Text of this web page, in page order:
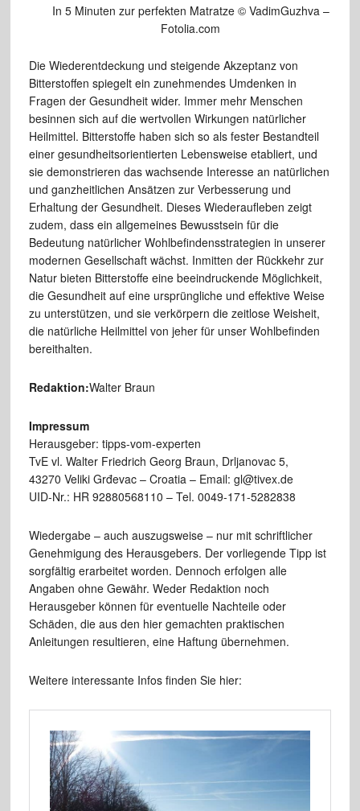
In 5 Minuten zur perfekten Matratze © VadimGuzhva –
Fotolia.com
Die Wiederentdeckung und steigende Akzeptanz von
Bitterstoffen spiegelt ein zunehmendes Umdenken in
Fragen der Gesundheit wider. Immer mehr Menschen
besinnen sich auf die wertvollen Wirkungen natürlicher
Heilmittel. Bitterstoffe haben sich so als fester Bestandteil
einer gesundheitsorientierten Lebensweise etabliert, und
sie demonstrieren das wachsende Interesse an natürlichen
und ganzheitlichen Ansätzen zur Verbesserung und
Erhaltung der Gesundheit. Dieses Wiederaufleben zeigt
zudem, dass ein allgemeines Bewusstsein für die
Bedeutung natürlicher Wohlbefindensstrategien in unserer
modernen Gesellschaft wächst. Inmitten der Rückkehr zur
Natur bieten Bitterstoffe eine beeindruckende Möglichkeit,
die Gesundheit auf eine ursprüngliche und effektive Weise
zu unterstützen, und sie verkörpern die zeitlose Weisheit,
die natürliche Heilmittel von jeher für unser Wohlbefinden
bereithalten.
Redaktion:Walter Braun
Impressum
Herausgeber: tipps-vom-experten
TvE vl. Walter Friedrich Georg Braun, Drljanovac 5,
43270 Veliki Grđevac – Croatia – Email: gl@tivex.de
UID-Nr.: HR 92880568110 – Tel. 0049-171-5282838
Wiedergabe – auch auszugsweise – nur mit schriftlicher
Genehmigung des Herausgebers. Der vorliegende Tipp ist
sorgfältig erarbeitet worden. Dennoch erfolgen alle
Angaben ohne Gewähr. Weder Redaktion noch
Herausgeber können für eventuelle Nachteile oder
Schäden, die aus den hier gemachten praktischen
Anleitungen resultieren, eine Haftung übernehmen.
Weitere interessante Infos finden Sie hier: